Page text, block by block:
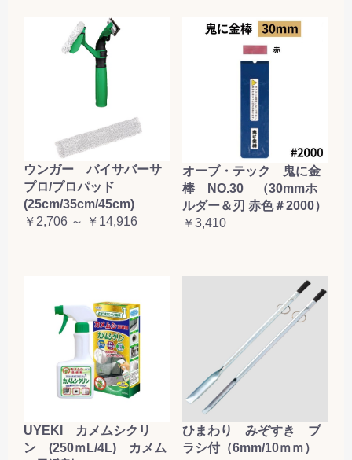
ウンガー バイサバーサ
プロ/プロパッド
(25cm/35cm/45cm)
￥2,706 ～ ￥14,916
オーブ・テック 鬼に金
棒 NO.30 （30mmホ
ルダー＆刃 赤色＃2000）
￥3,410
UYEKI カメムシクリ
ン (250ｍL/4L) カメム
ひまわり みぞすき ブ
ラシ付（6mm/10ｍｍ）